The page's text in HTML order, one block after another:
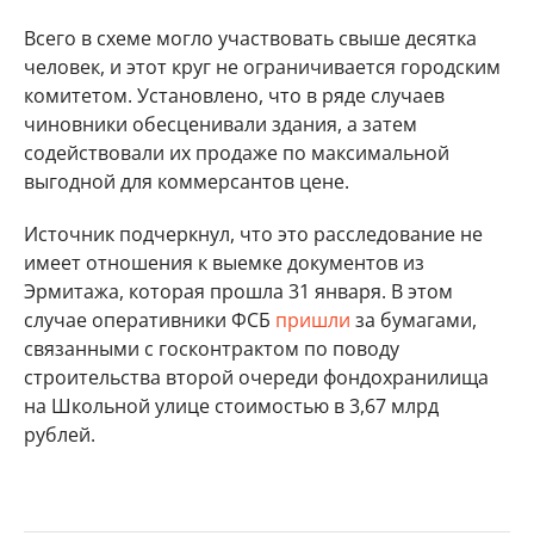
Всего в схеме могло участвовать свыше десятка
человек, и этот круг не ограничивается городским
комитетом. Установлено, что в ряде случаев
чиновники обесценивали здания, а затем
содействовали их продаже по максимальной
выгодной для коммерсантов цене.
Источник подчеркнул, что это расследование не
имеет отношения к выемке документов из
Эрмитажа, которая прошла 31 января. В этом
случае оперативники ФСБ пришли за бумагами,
связанными с госконтрактом по поводу
строительства второй очереди фондохранилища
на Школьной улице стоимостью в 3,67 млрд
рублей.